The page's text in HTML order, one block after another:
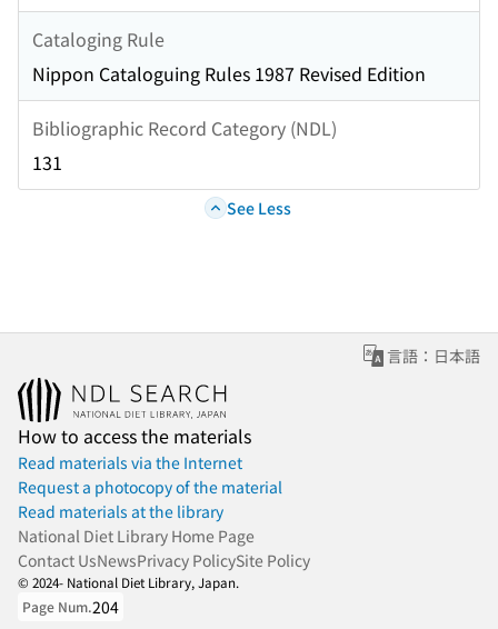
Cataloging Rule
Nippon Cataloguing Rules 1987 Revised Edition
Bibliographic Record Category (NDL)
131
See Less
言語：日本語
How to access the materials
Read materials via the Internet
Request a photocopy of the material
Read materials at the library
National Diet Library Home Page
Contact UsNewsPrivacy PolicySite Policy
© 2024- National Diet Library, Japan.
Page Num.204